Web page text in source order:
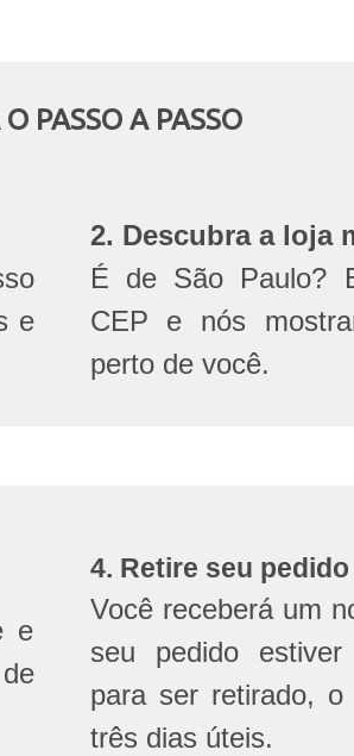
PASSO A PASSO
e
2. Descubra a loja
É de São Paulo?
CEP e nós
perto de você.
e
4. Retire seu
Você receberá um
seu pedido
para ser retirado,
três dias úteis.